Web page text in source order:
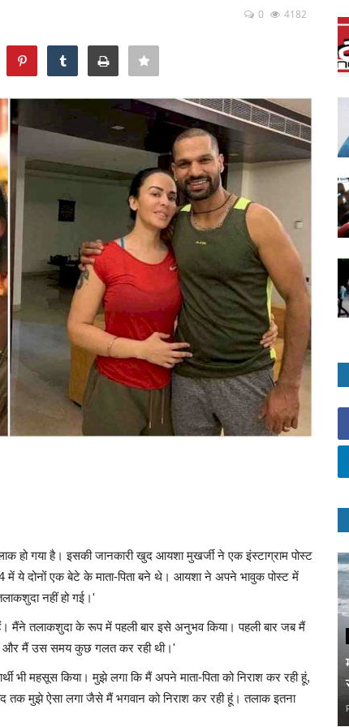
0 4182
हो गया है। इसकी जानकारी खुद आयशा मुखर्जी ने एक इंस्टाग्राम पोस्ट
ये दोनों एक बेटे के माता-पिता बने थे। आयशा ने अपने भावुक पोस्ट में
नहीं हो गई।'
मैंने तलाकशुदा के रूप में पहली बार इसे अनुभव किया। पहली बार जब मैं
और मैं उस समय कुछ गलत कर रही थी।'
भी महसूस किया। मुझे लगा कि मैं अपने माता-पिता को निराश कर रही हूं,
तक मुझे ऐसा लगा जैसे मैं भगवान को निराश कर रही हूं। तलाक इतना